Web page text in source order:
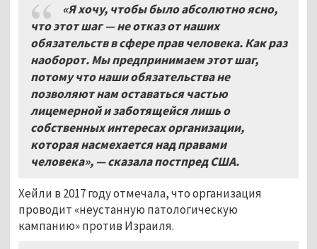
«Я хочу, чтобы было абсолютно ясно,
что этот шаг — не отказ от наших
обязательств в сфере прав человека. Как раз
наоборот. Мы предпринимаем этот шаг,
потому что наши обязательства не
позволяют нам оставаться частью
лицемерной и заботящейся лишь о
собственных интересах организации,
которая насмехается над правами
человека», — сказала постпред США.
Хейли в 2017 году отмечала, что организация
проводит «неустанную патологическую
кампанию» против Израиля.